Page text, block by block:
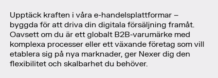
Upptäck kraften i våra e-handelsplattformar –
byggda för att driva din digitala försäljning framåt.
Oavsett om du är ett globalt B2B-varumärke med
komplexa processer eller ett växande företag som vill
etablera sig på nya marknader, ger Nexer dig den
flexibilitet och skalbarhet du behöver.